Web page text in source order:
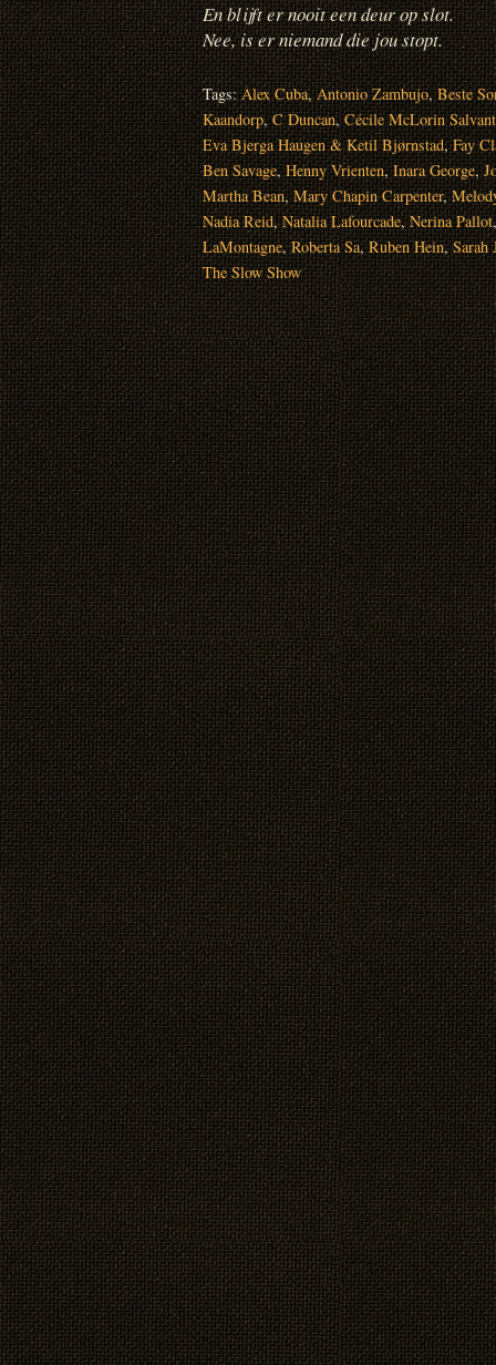
En blijft er nooit een deur op slot.
Nee, is er niemand die jou stopt.
Tags: Alex Cuba,Antonio Zambujo,Beste
Kaandorp,C Duncan,Cécile McLorin Salvant
Eva Bjerga Haugen & Ketil Bjørnstad,Fay
Ben Savage,Henny Vrienten,Inara George,
Martha Bean,Mary Chapin Carpenter,
Nadia Reid,Natalia Lafourcade,Nerina Pallot
LaMontagne,Roberta Sa,Ruben Hein,Sarah
The Slow Show